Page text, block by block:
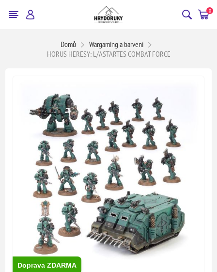
0
Domů
Wargaming a barvení
HORUS HERESY: L/ASTARTES COMBAT FORCE
Doprava ZDARMA